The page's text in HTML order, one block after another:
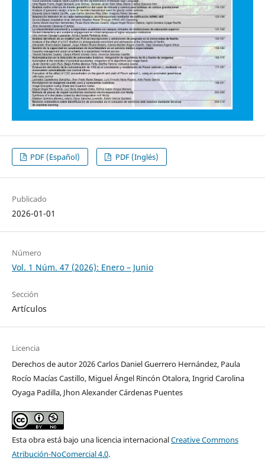
PDF (Español) PDF (Inglés)
Publicado
2026-01-01
Número
Vol. 1 Núm. 47 (2026): Enero – Junio
Sección
Artículos
Licencia
Derechos de autor 2026 Carlos Daniel Guerrero Hernández, Paula
Rocío Macías Castillo, Miguel Ángel Rincón Otalora, Ingrid Carolina
Oyaga Padilla, Jhon Alexander Cárdenas Puentes
Esta obra está bajo una licencia internacionalCreative Commons
Atribución-NoComercial 4.0.